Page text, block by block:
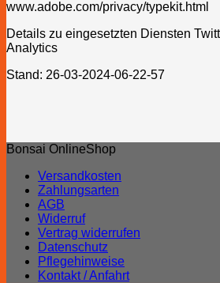
www.adobe.com/privacy/typekit.html
Details zu eingesetzten Diensten
Analytics
Stand: 26-03-2024-06-22-57
Bonsai OnlineShop
Versandkosten
Zahlungsarten
AGB
Widerruf
Vertrag widerrufen
Datenschutz
Pflegehinweise
Kontakt / Anfahrt